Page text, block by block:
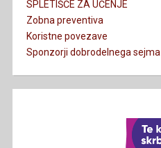
SPLETIŠČE ZA UČENJE
Zobna preventiva
Koristne povezave
Sponzorji dobrodelnega sejma